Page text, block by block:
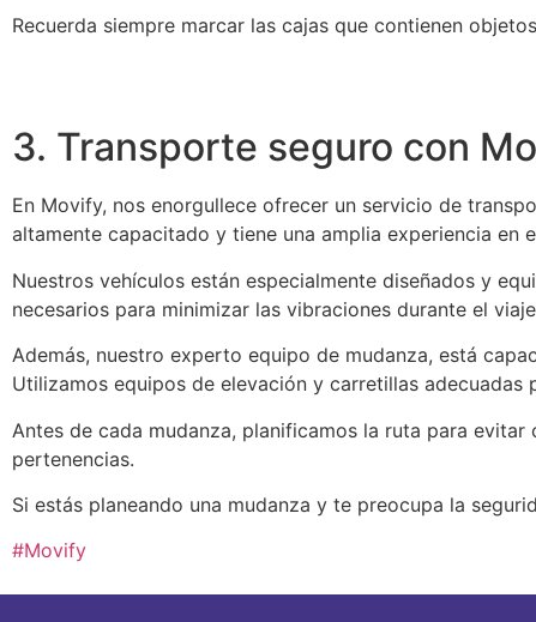
Recuerda siempre marcar las cajas que contienen
3. Transporte seguro con
En Movify, nos enorgullece ofrecer un servicio de
altamente capacitado y tiene una amplia experiencia en
Nuestros vehículos están especialmente diseñados y
necesarios para minimizar las vibraciones durante el
Además, nuestro experto equipo de mudanza, está
Utilizamos equipos de elevación y carretillas
Antes de cada mudanza, planificamos la ruta para
pertenencias.
Si estás planeando una mudanza y te preocupa la
#Movify